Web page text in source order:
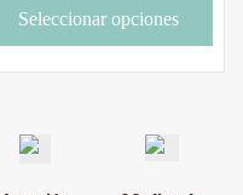
Seleccionar opciones